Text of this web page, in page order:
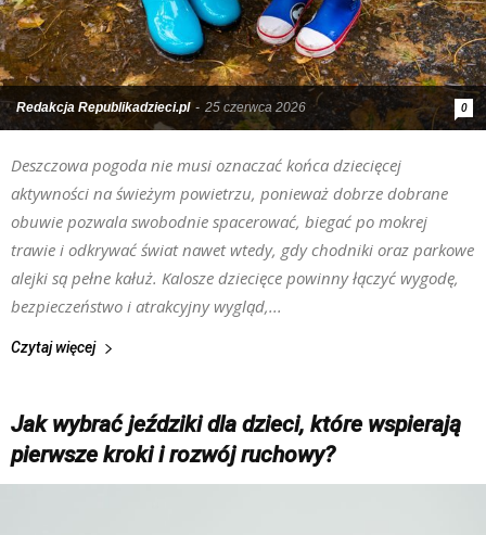
Redakcja Republikadzieci.pl - 25 czerwca 2026 0
Deszczowa pogoda nie musi oznaczać końca dziecięcej
aktywności na świeżym powietrzu, ponieważ dobrze dobrane
obuwie pozwala swobodnie spacerować, biegać po mokrej
trawie i odkrywać świat nawet wtedy, gdy chodniki oraz parkowe
alejki są pełne kałuż. Kalosze dziecięce powinny łączyć wygodę,
bezpieczeństwo i atrakcyjny wygląd,...
Czytaj więcej
Jak wybrać jeździki dla dzieci, które wspierają
pierwsze kroki i rozwój ruchowy?